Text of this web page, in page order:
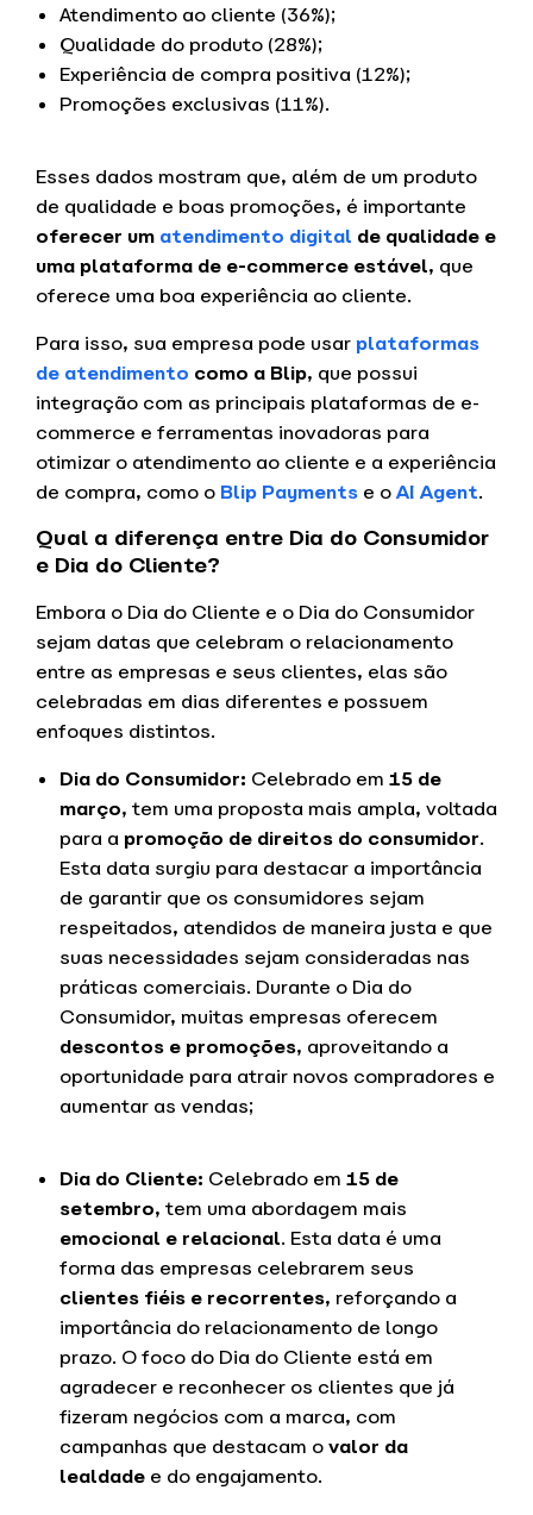
Atendimento ao cliente (36%);
Qualidade do produto (28%);
Experiência de compra positiva (12%);
Promoções exclusivas (11%).
Esses dados mostram que, além de um produto
de qualidade e boas promoções, é importante
oferecer um atendimento digital de qualidade e
uma plataforma de e-commerce estável, que
oferece uma boa experiência ao cliente.
Para isso, sua empresa pode usarplataformas
de atendimento como a Blip, que possui
integração com as principais plataformas de e-
commerce e ferramentas inovadoras para
otimizar o atendimento ao cliente e a experiência
de compra, como o Blip Payments e oAI Agent.
Qual a diferença entre Dia do Consumidor
e Dia do Cliente?
Embora o Dia do Cliente e o Dia do Consumidor
sejam datas que celebram o relacionamento
entre as empresas e seus clientes, elas são
celebradas em dias diferentes e possuem
enfoques distintos.
Dia do Consumidor: Celebrado em 15 de
março, tem uma proposta mais ampla, voltada
para apromoção de direitos do consumidor.
Esta data surgiu para destacar a importância
de garantir que os consumidores sejam
respeitados, atendidos de maneira justa e que
suas necessidades sejam consideradas nas
práticas comerciais. Durante o Dia do
Consumidor, muitas empresas oferecem
descontos e promoções, aproveitando a
oportunidade para atrair novos compradores e
aumentar as vendas;
Dia do Cliente: Celebrado em 15 de
setembro, tem uma abordagem mais
emocional e relacional. Esta data é uma
forma das empresas celebrarem seus
clientes fiéis e recorrentes, reforçando a
importância do relacionamento de longo
prazo. O foco do Dia do Cliente está em
agradecer e reconhecer os clientes que já
fizeram negócios com a marca, com
campanhas que destacam ovalor da
lealdade e do engajamento.